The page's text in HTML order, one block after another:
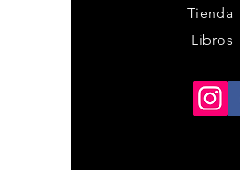
Tienda
Libros